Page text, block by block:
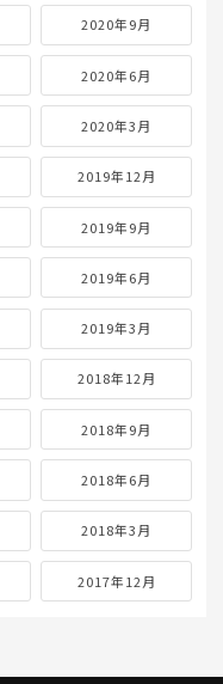
2020年9月
2020年6月
2020年3月
2019年12月
2019年9月
2019年6月
2019年3月
2018年12月
2018年9月
2018年6月
2018年3月
2017年12月